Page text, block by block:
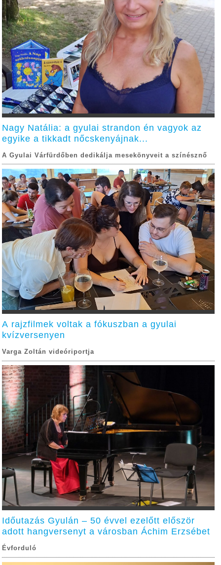
Nagy Natália: a gyulai strandon én vagyok az
egyike a tikkadt nőcskenyájnak...
A Gyulai Várfürdőben dedikálja mesekönyveit a színésznő
A rajzfilmek voltak a fókuszban a gyulai
kvízversenyen
Varga Zoltán videóriportja
Időutazás Gyulán – 50 évvel ezelőtt először
adott hangversenyt a városban Áchim Erzsébet
Évforduló